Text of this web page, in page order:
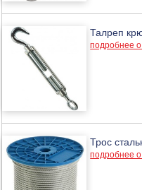
Талреп
подробнее
Трос
подробнее